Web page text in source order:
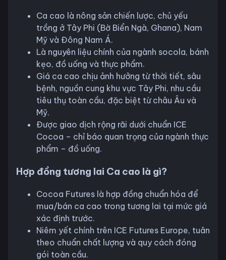
Ca cao là nông sản chiến lược, chủ yếu
trồng ở Tây Phi (Bờ Biển Ngà, Ghana), Nam
Mỹ và Đông Nam Á.
Là nguyên liệu chính của ngành socola, bánh
kẹo, đồ uống và thực phẩm.
Giá ca cao chịu ảnh hưởng từ thời tiết, sâu
bệnh, nguồn cung khu vực Tây Phi, nhu cầu
tiêu thụ toàn cầu, đặc biệt từ châu Âu và
Mỹ.
Được giao dịch rộng rãi dưới chuẩn ICE
Cocoa – chỉ báo quan trọng của ngành thực
phẩm – đồ uống.
Hợp đồng tương lai Ca cao là gì?
Cocoa Futures là hợp đồng chuẩn hóa để
mua/bán ca cao trong tương lai tại mức giá
xác định trước.
Niêm yết chính trên ICE Futures Europe, tuân
theo chuẩn chất lượng và quy cách đóng
gói toàn cầu.